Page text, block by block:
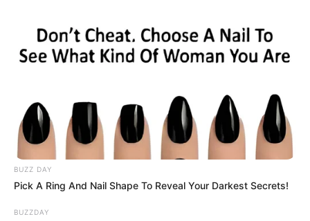
BUZZ DAY
Pick A Ring And Nail Shape To Reveal Your Darkest Secrets!
BUZZDAY